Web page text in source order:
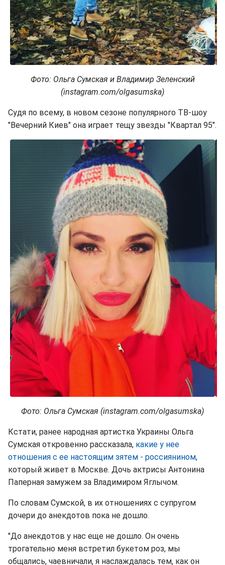
Фото: Ольга Сумская и Владимир Зеленский
(instagram.com/olgasumska)
Судя по всему, в новом сезоне популярного ТВ-шоу
"Вечерний Киев" она играет тещу звезды "Квартал 95".
Фото: Ольга Сумская (instagram.com/olgasumska)
Кстати, ранее народная артистка Украины Ольга
Сумская откровенно рассказала, какие у нее
отношения с ее настоящим зятем - россиянином,
который живет в Москве. Дочь актрисы Антонина
Паперная замужем за Владимиром Яглычом.
По словам Сумской, в их отношениях с супругом
дочери до анекдотов пока не дошло.
"До анекдотов у нас еще не дошло. Он очень
трогательно меня встретил букетом роз, мы
общались, чаевничали, я наслаждалась тем, как он